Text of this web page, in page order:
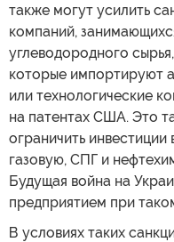
также могут усилить
компаний,
углеводородного
которые импортируют
или технологические
на патентах США. Это
ограничить
газовую, СПГ и
Будущая война на
предприятием при
В условиях таких